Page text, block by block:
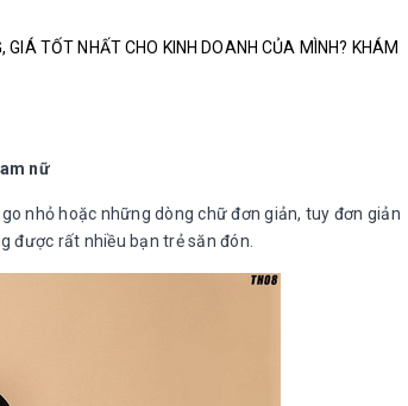
TỐT NHẤT CHO KINH DOANH CỦA MÌNH? KHÁM
nữ
nhỏ hoặc những dòng chữ đơn giản, tuy đơn giản
được rất nhiều bạn trẻ săn đón.